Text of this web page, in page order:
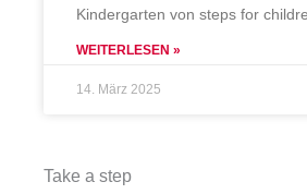
Kindergarten von steps for
WEITERLESEN »
14. März 2025
Take a step